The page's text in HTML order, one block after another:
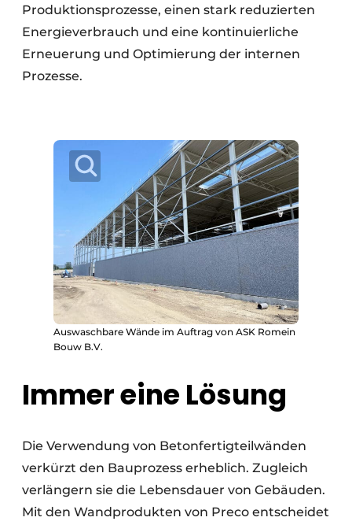
Produktionsprozesse, einen stark reduzierten
Energieverbrauch und eine kontinuierliche
Erneuerung und Optimierung der internen
Prozesse.
Auswaschbare Wände im Auftrag von ASK Romein
Bouw B.V.
Immer eine Lösung
Die Verwendung von Betonfertigteilwänden
verkürzt den Bauprozess erheblich. Zugleich
verlängern sie die Lebensdauer von Gebäuden.
Mit den Wandprodukten von Preco entscheidet